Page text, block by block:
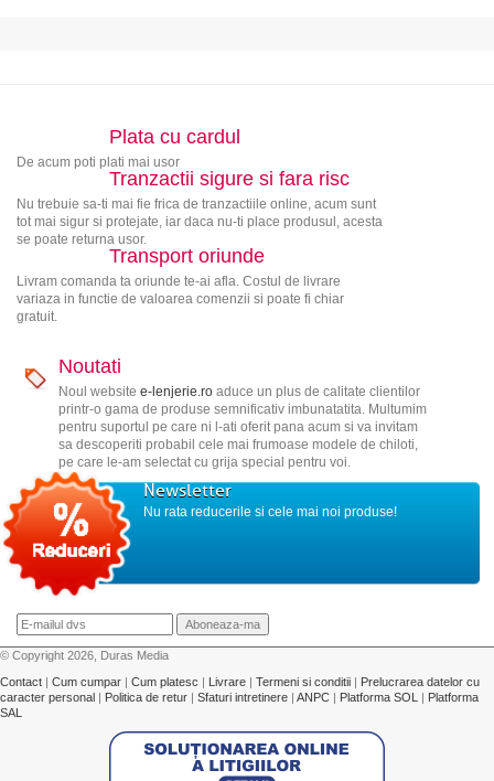
Plata cu cardul
De acum poti plati mai usor
Tranzactii sigure si fara risc
Nu trebuie sa-ti mai fie frica de tranzactiile online, acum sunt
tot mai sigur si protejate, iar daca nu-ti place produsul, acesta
se poate returna usor.
Transport oriunde
Livram comanda ta oriunde te-ai afla. Costul de livrare
variaza in functie de valoarea comenzii si poate fi chiar
gratuit.
Noutati
Noul website e-lenjerie.roaduce un plus de calitate clientilor
printr-o gama de produse semnificativ imbunatatita. Multumim
pentru suportul pe care ni l-ati oferit pana acum si va invitam
sa descoperiti probabil cele mai frumoase modele de chiloti,
pe care le-am selectat cu grija special pentru voi.
Newsletter
Nu rata reducerile si cele mai noi produse!
© Copyright 2026, Duras Media
Contact | Cum cumpar | Cum platesc | Livrare | Termeni si conditii | Prelucrarea datelor cu
caracter personal | Politica de retur | Sfaturi intretinere | ANPC | Platforma SOL | Platforma
SAL